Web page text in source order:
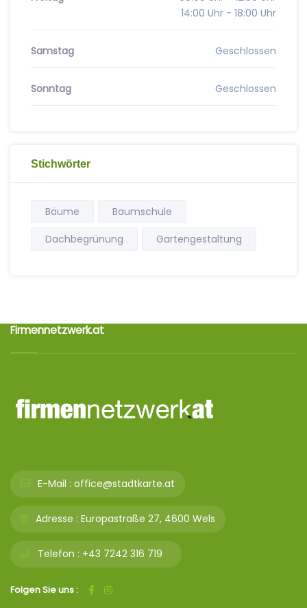
14:00 Uhr - 18:00 Uhr
Samstag Geschlossen
Sonntag Geschlossen
Stichwörter
Bäume
Baumschule
Dachbegrünung
Gartengestaltung
Firmennetzwerk.at
E-Mail : office@stadtkarte.at
Adresse : Europastraße 27, 4600 Wels
Telefon : +43 7242 316 719
Folgen Sie uns :